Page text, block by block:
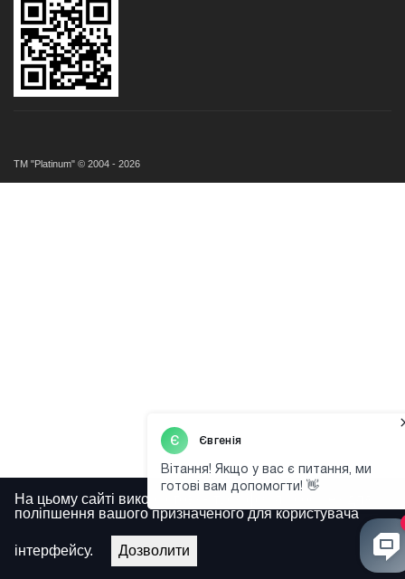
ТМ "Platinum" © 2004 - 2026
На цьому сайті використовуються файли cookies для
поліпшення вашого призначеного для користувача
інтерфейсу. Дозволити